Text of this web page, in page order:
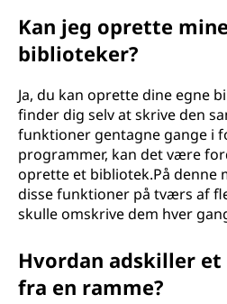
Kan jeg oprette
biblioteker?
Ja, du kan oprette dine egne
finder dig selv at skrive den
funktioner gentagne gange i
programmer, kan det være
oprette et bibliotek.På denne
disse funktioner på tværs af
skulle omskrive dem hver
Hvordan adskiller
fra en ramme?